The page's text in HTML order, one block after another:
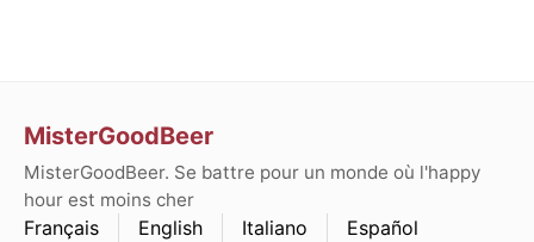
MisterGoodBeer
MisterGoodBeer. Se battre pour un monde où l'happy
hour est moins cher
Français English Italiano Español